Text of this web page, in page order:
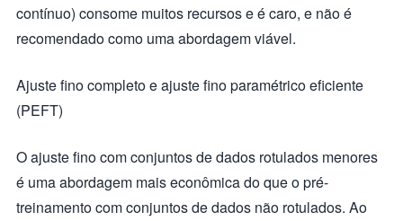
contínuo) consome muitos recursos e é caro, e não é
recomendado como uma abordagem viável.
Ajuste fino completo e ajuste fino paramétrico eficiente
(PEFT)
O ajuste fino com conjuntos de dados rotulados menores
é uma abordagem mais econômica do que o pré-
treinamento com conjuntos de dados não rotulados. Ao